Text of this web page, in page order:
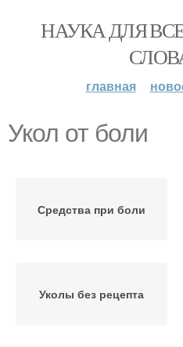
НАУКА ДЛЯ
главная
Укол от боли
Средства при боли
Уколы без рецепта